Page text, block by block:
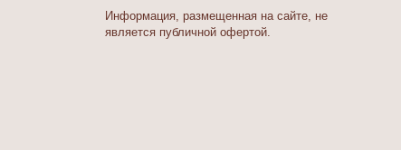
Информация, размещенная на сайте, не
является публичной офертой.